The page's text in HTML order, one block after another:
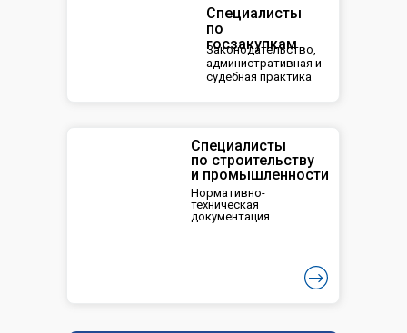
Специалисты
по
госзакупкам
Законодательство,
административная и
судебная практика
Специалисты
по строительству
и промышленности
Нормативно-
техническая
документация